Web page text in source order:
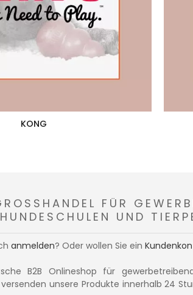
KONG
FÜR
UND
anmelden? Oder wollen Sie ein
B2B Onlineshop für
unsere Produkte innerhalb 24